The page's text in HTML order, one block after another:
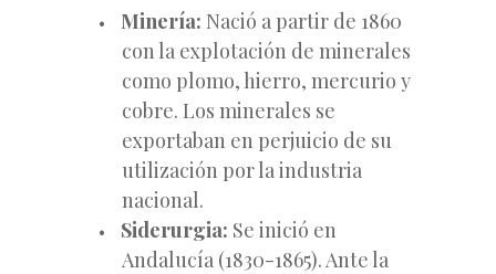
Minería: Nació a partir de 1860
con la explotación de minerales
como plomo, hierro, mercurio y
cobre. Los minerales se
exportaban en perjuicio de su
utilización por la industria
nacional.
Siderurgia: Se inició en
Andalucía (1830-1865). Ante la